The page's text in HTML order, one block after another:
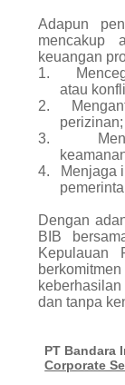
Adapun
mencakup
keuangan
1.
atau
2.
perizinan;
3.
4.
Menjaga
Dengan
BIB
Kepulauan
dan tanpa
PT Bandara
Corporate